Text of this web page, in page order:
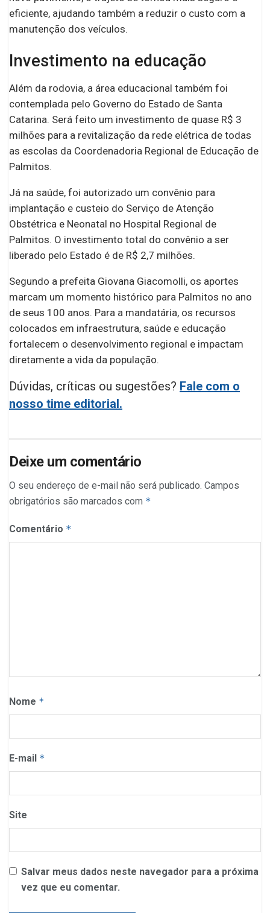
eficiente, ajudando também a reduzir o custo com a
manutenção dos veículos.
Investimento na educação
Além da rodovia, a área educacional também foi
contemplada pelo Governo do Estado de Santa
Catarina. Será feito um investimento de quase R$ 3
milhões para a revitalização da rede elétrica de todas
as escolas da Coordenadoria Regional de Educação de
Palmitos.
Já na saúde, foi autorizado um convênio para
implantação e custeio do Serviço de Atenção
Obstétrica e Neonatal no Hospital Regional de
Palmitos. O investimento total do convênio a ser
liberado pelo Estado é de R$ 2,7 milhões.
Segundo a prefeita Giovana Giacomolli, os aportes
marcam um momento histórico para Palmitos no ano
de seus 100 anos. Para a mandatária, os recursos
colocados em infraestrutura, saúde e educação
fortalecem o desenvolvimento regional e impactam
diretamente a vida da população.
Dúvidas, críticas ou sugestões? Fale com o
nosso time editorial.
Deixe um comentário
O seu endereço de e-mail não será publicado. Campos
obrigatórios são marcados com *
Comentário *
Nome *
E-mail *
Site
Salvar meus dados neste navegador para a próxima
vez que eu comentar.